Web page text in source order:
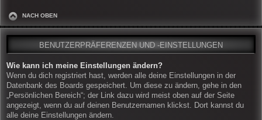
NACH OBEN
BENUTZERPRÄFERENZEN UND -EINSTELLUNGEN
Wie kann ich meine Einstellungen ändern?
Wenn du dich registriert hast, werden alle deine Einstellungen in der
Datenbank des Boards gespeichert. Um diese zu ändern, gehe in den
„Persönlichen Bereich“; der Link dazu wird meist oben auf der Seite
angezeigt, wenn du auf deinen Benutzernamen klickst. Dort kannst du
alle deine Einstellungen ändern.